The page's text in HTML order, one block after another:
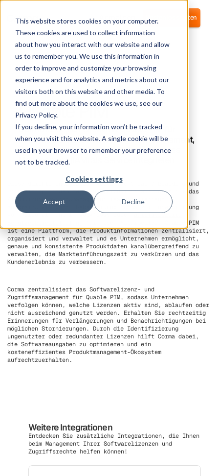
This website stores cookies on your computer.
These cookies are used to collect information
about how you interact with our website and allow
us to remember you. We use this information in
order to improve and customize your browsing
experience and for analytics and metrics about our
visitors both on this website and other media. To
find out more about the cookies we use, see our
Privacy Policy.
If you decline, your information won’t be tracked
when you visit this website. A single cookie will be
used in your browser to remember your preference
not to be tracked.
Cookies settings
Accept Decline
Anmelden Kostenlos starten
Quable PIM
Corma lässt sich direkt mit Quable PIM für
automatisiertes Softwarezugriffsmanagement,
Benutzerbereitstellung und Identity Access
Management (IAM) als Service integrieren
Diese direkte Integration vereinfacht das Onboarding und
Offboarding, indem der Benutzerzugriff auf Tools für das
Produktinformationsmanagement teamübergreifend
automatisiert wird. Hebelwirkung
zur Unterstützung
von Personal- und IT-Workflows durchautomatisierte
für jeden Mitarbeiter. Quable PIM
ist eine Plattform, die Produktinformationen zentralisiert,
organisiert und verwaltet und es Unternehmen ermöglicht,
genaue und konsistente Produktdaten kanalübergreifend zu
verwalten, die Markteinführungszeit zu verkürzen und das
Kundenerlebnis zu verbessern.
Corma zentralisiert das Softwarelizenz- und
Zugriffsmanagement für Quable PIM, sodass Unternehmen
verfolgen können, welche Lizenzen aktiv sind, ablaufen oder
nicht ausreichend genutzt werden. Erhalten Sie rechtzeitig
Erinnerungen für Verlängerungen und Benachrichtigungen bei
möglichen Stornierungen. Durch die Identifizierung
ungenutzter oder redundanter Lizenzen hilft Corma dabei,
die Softwareausgaben zu optimieren und ein
kosteneffizientes Produktmanagement-Ökosystem
aufrechtzuerhalten.
Weitere Integrationen
Entdecken Sie zusätzliche Integrationen, die Ihnen
beim Management Ihrer Softwarelizenzen und
Zugriffsrechte helfen können!